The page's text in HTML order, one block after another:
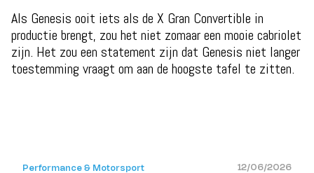
Als Genesis ooit iets als de X Gran Convertible in
productie brengt, zou het niet zomaar een mooie cabriolet
zijn. Het zou een statement zijn dat Genesis niet langer
toestemming vraagt om aan de hoogste tafel te zitten.
Performance & Motorsport 12/06/2026